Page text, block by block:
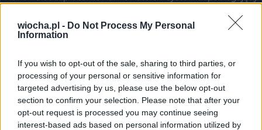
wiocha.pl - Do Not Process My Personal
Information
If you wish to opt-out of the sale, sharing to third parties, or
processing of your personal or sensitive information for
targeted advertising by us, please use the below opt-out
section to confirm your selection. Please note that after your
opt-out request is processed you may continue seeing
interest-based ads based on personal information utilized by
118
Patelnia patrzy na ciebie jak na id**tę z
kuchenki
przezKordiant— 1 dzień temu